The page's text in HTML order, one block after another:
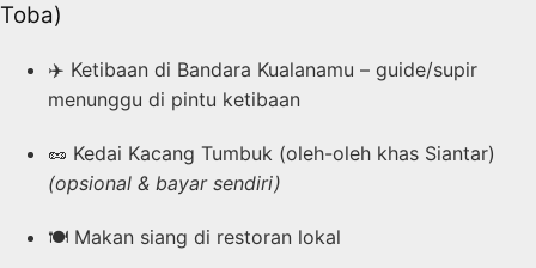
Toba)
✈️ Ketibaan di Bandara Kualanamu – guide/supir
menunggu di pintu ketibaan
🥜 Kedai Kacang Tumbuk (oleh-oleh khas Siantar)
(opsional & bayar sendiri)
🍽️ Makan siang di restoran lokal